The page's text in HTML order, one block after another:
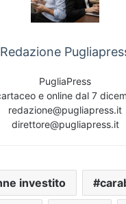
Redazione
PugliaPress
e online dal 7
redazione@pugliapress.it
direttore@pugliapress.it
investito